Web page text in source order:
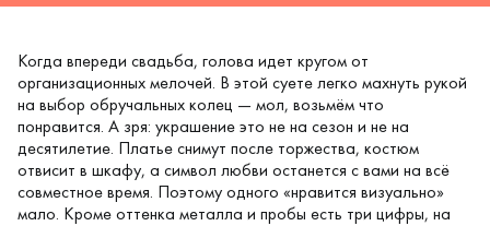
Когда впереди свадьба, голова идет кругом от
организационных мелочей. В этой суете легко махнуть рукой
на выбор обручальных колец — мол, возьмём что
понравится. А зря: украшение это не на сезон и не на
десятилетие. Платье снимут после торжества, костюм
отвисит в шкафу, а символ любви останется с вами на всё
совместное время. Поэтому одного «нравится визуально»
мало. Кроме оттенка металла и пробы есть три цифры, на